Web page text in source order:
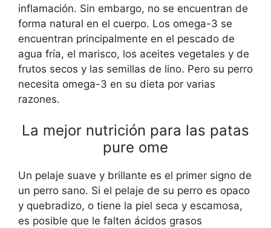
inflamación. Sin embargo, no se encuentran de
forma natural en el cuerpo. Los omega-3 se
encuentran principalmente en el pescado de
agua fría, el marisco, los aceites vegetales y de
frutos secos y las semillas de lino. Pero su perro
necesita omega-3 en su dieta por varias
razones.
La mejor nutrición para las patas
pure ome
Un pelaje suave y brillante es el primer signo de
un perro sano. Si el pelaje de su perro es opaco
y quebradizo, o tiene la piel seca y escamosa,
es posible que le falten ácidos grasos